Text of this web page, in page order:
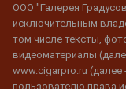
ООО "Галерея
исключительным
том числе тексты,
видеоматериалы
www.cigarpro.ru (далее
пользователю права